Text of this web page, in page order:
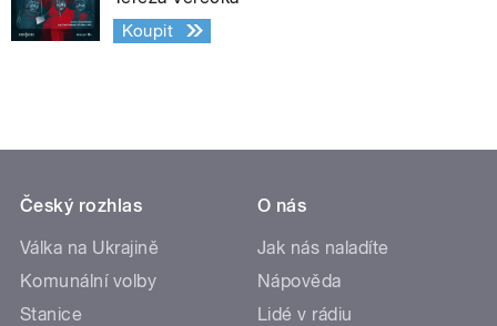
Koupit
Český rozhlas
Válka na Ukrajině
Komunální volby
Stanice
O nás
Jak nás naladíte
Nápověda
Lidé v rádiu